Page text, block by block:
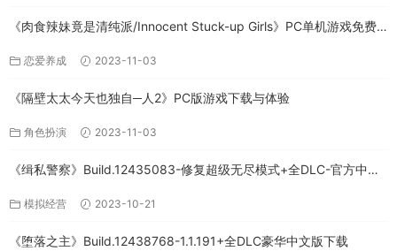
《肉食辣妹竟是清纯派/Innocent Stuck-up Girls》PC单机游戏免费
恋爱养成 2023-11-03
《隔壁太太今天也独自─人2》PC版游戏下载与体验
角色扮演 2023-11-03
《缉私警察》Build.12435083-修复超级无尽模式+全DLC-官方中文-
模拟经营 2023-10-21
《堕落之主》Build.12438768-1.1.191+全DLC豪华中文版下载